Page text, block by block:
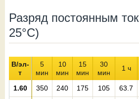
Разряд постоянным
25°С)
В/эл-
т
5
мин
10
мин
15
мин
30
мин
1 ч
1.60 350 240 175 105 63.7